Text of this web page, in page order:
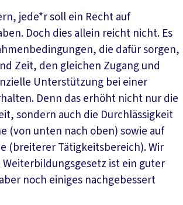
jede*r soll ein Recht auf
Doch dies allein reicht nicht. Es
die dafür sorgen,
Zeit, den gleichen Zugang und
Unterstützung bei einer
Denn das erhöht nicht nur die
sondern auch die Durchlässigkeit
(von unten nach oben) sowie auf
(breiterer Tätigkeitsbereich). Wir
ist ein guter
noch einiges nachgebessert